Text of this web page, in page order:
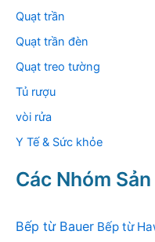
Quạt trần
Quạt trần đèn
Quạt treo tường
Tủ rượu
vòi rửa
Y Tế & Sức khỏe
Các Nhóm
Bếp từ Bauer Bếp từ